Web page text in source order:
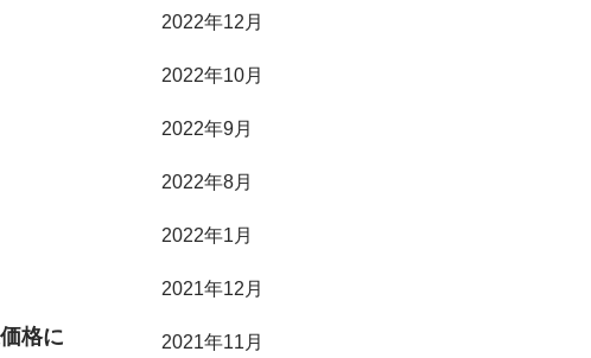
格に
2022年12月
2022年10月
2022年9月
2022年8月
2022年1月
2021年12月
2021年11月